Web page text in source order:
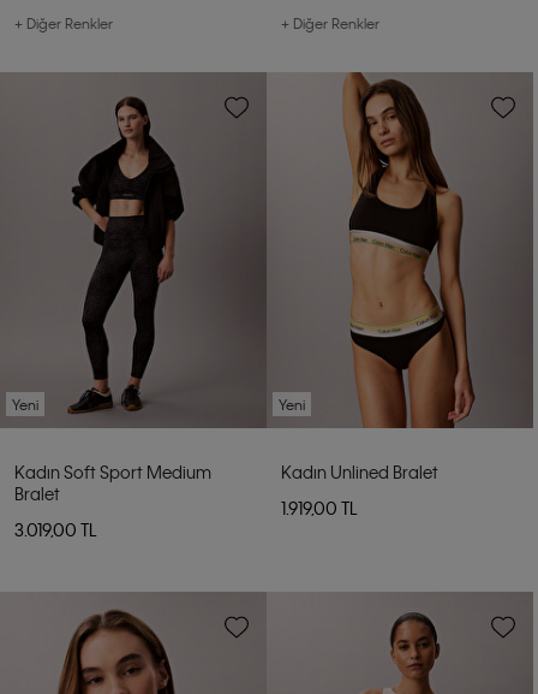
+ Diğer Renkler + Diğer Renkler
Yeni
Kadın Soft Sport Medium
Bralet
3.019,00 TL
Yeni
Kadın Unlined Bralet
1.919,00 TL